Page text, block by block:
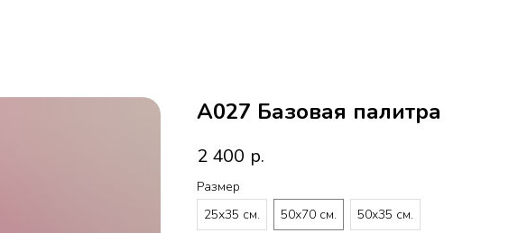
A027 Базовая палитра
2 400 р.
Размер
25х35 см.
50х70 см. 50х35 см.